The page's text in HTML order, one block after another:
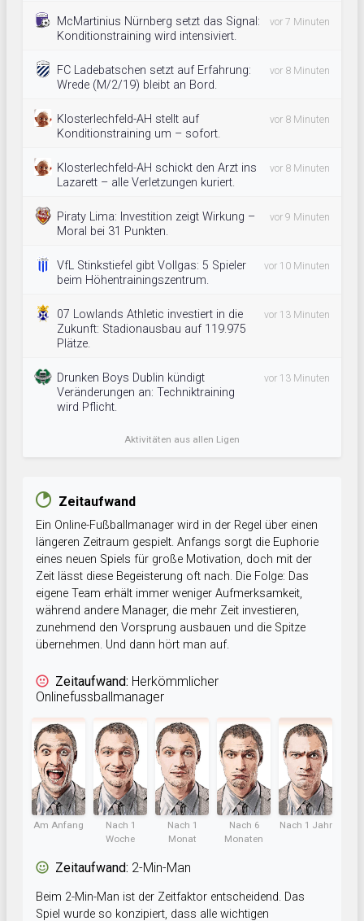
McMartinius Nürnberg setzt das Signal:
Konditionstraining wird intensiviert.
vor 7 Minuten
FC Ladebatschen setzt auf Erfahrung:
Wrede (M/2/19) bleibt an Bord.
vor 8 Minuten
Klosterlechfeld-AH stellt auf
Konditionstraining um – sofort.
vor 8 Minuten
Klosterlechfeld-AH schickt den Arzt ins
Lazarett – alle Verletzungen kuriert.
vor 8 Minuten
Piraty Lima: Investition zeigt Wirkung –
Moral bei 31 Punkten.
vor 9 Minuten
VfL Stinkstiefel gibt Vollgas: 5 Spieler
beim Höhentrainingszentrum.
vor 10 Minuten
07 Lowlands Athletic investiert in die
Zukunft: Stadionausbau auf 119.975
Plätze.
vor 13 Minuten
Drunken Boys Dublin kündigt
Veränderungen an: Techniktraining
wird Pflicht.
vor 13 Minuten
Aktivitäten aus allen Ligen
Zeitaufwand
Ein Online-Fußballmanager wird in der Regel über einen
längeren Zeitraum gespielt. Anfangs sorgt die Euphorie
eines neuen Spiels für große Motivation, doch mit der
Zeit lässt diese Begeisterung oft nach. Die Folge: Das
eigene Team erhält immer weniger Aufmerksamkeit,
während andere Manager, die mehr Zeit investieren,
zunehmend den Vorsprung ausbauen und die Spitze
übernehmen. Und dann hört man auf.
Zeitaufwand: Herkömmlicher
Onlinefussballmanager
Am Anfang
Nach 1
Woche
Nach 1
Monat
Nach 6
Monaten
Nach 1 Jahr
Zeitaufwand: 2-Min-Man
Beim 2-Min-Man ist der Zeitfaktor entscheidend. Das
Spiel wurde so konzipiert, dass alle wichtigen